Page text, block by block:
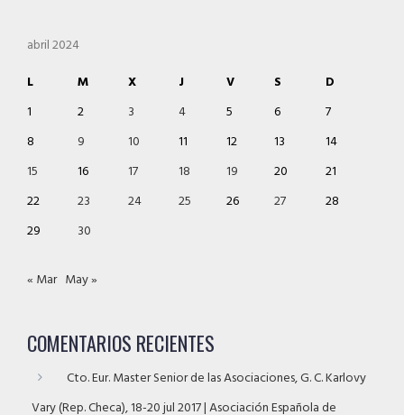
abril 2024
L
M X J V S
D
1
2 3 4 5 6
7
8
9 10 11 12 13
14
15
16 17 18 19 20
21
22
23 24 25 26 27
28
29
30
« Mar May »
COMENTARIOS RECIENTES
Cto. Eur. Master Senior de las Asociaciones, G. C. Karlovy
Vary (Rep. Checa), 18-20 jul 2017 | Asociación Española de